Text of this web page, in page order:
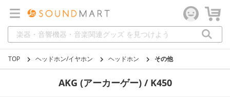
TOP ヘッドホン/イヤホン ヘッドホン その他
AKG (アーカーゲー) / K450